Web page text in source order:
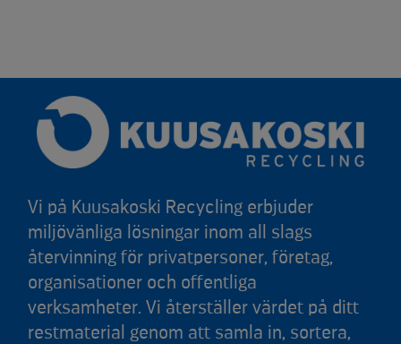
Vi på Kuusakoski Recycling erbjuder
miljövänliga lösningar inom all slags
återvinning för privatpersoner, företag,
organisationer och offentliga
verksamheter. Vi återställer värdet på ditt
restmaterial genom att samla in, sortera,